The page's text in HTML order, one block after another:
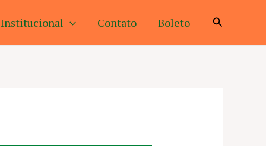
Institucional Contato Boleto Pesquisar